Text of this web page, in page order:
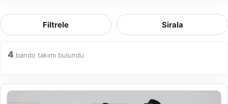
Filtrele Sirala
4 bando takımı bulundu.